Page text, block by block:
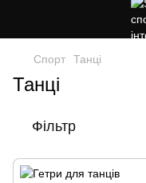
Спорт Танці
Танці
Фільтр